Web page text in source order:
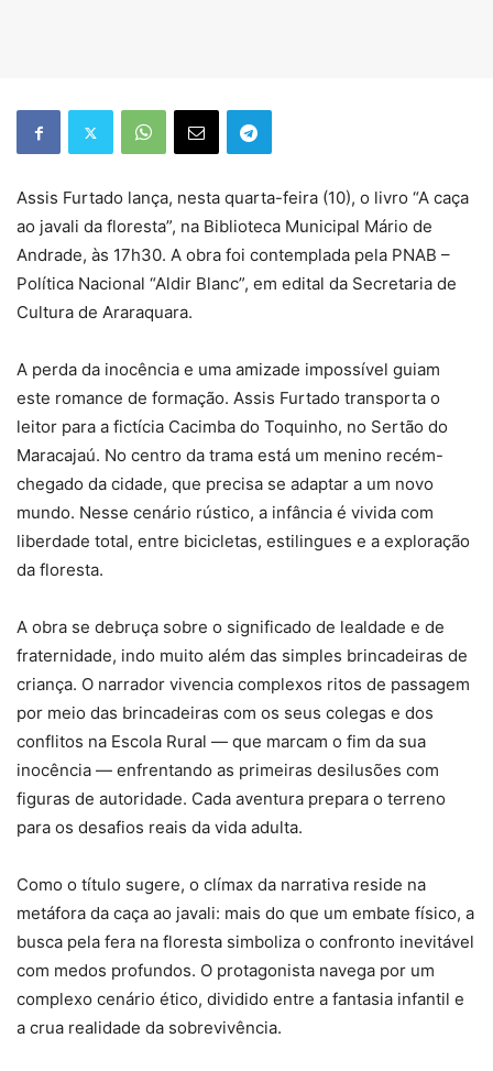
Assis Furtado lança, nesta quarta-feira (10), o livro “A caça
ao javali da floresta”, na Biblioteca Municipal Mário de
Andrade, às 17h30. A obra foi contemplada pela PNAB –
Política Nacional “Aldir Blanc”, em edital da Secretaria de
Cultura de Araraquara.
A perda da inocência e uma amizade impossível guiam
este romance de formação. Assis Furtado transporta o
leitor para a fictícia Cacimba do Toquinho, no Sertão do
Maracajaú. No centro da trama está um menino recém-
chegado da cidade, que precisa se adaptar a um novo
mundo. Nesse cenário rústico, a infância é vivida com
liberdade total, entre bicicletas, estilingues e a exploração
da floresta.
A obra se debruça sobre o significado de lealdade e de
fraternidade, indo muito além das simples brincadeiras de
criança. O narrador vivencia complexos ritos de passagem
por meio das brincadeiras com os seus colegas e dos
conflitos na Escola Rural ― que marcam o fim da sua
inocência ― enfrentando as primeiras desilusões com
figuras de autoridade. Cada aventura prepara o terreno
para os desafios reais da vida adulta.
Como o título sugere, o clímax da narrativa reside na
metáfora da caça ao javali: mais do que um embate físico, a
busca pela fera na floresta simboliza o confronto inevitável
com medos profundos. O protagonista navega por um
complexo cenário ético, dividido entre a fantasia infantil e
a crua realidade da sobrevivência.